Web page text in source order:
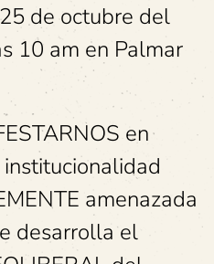
de octubre del
10 am en Palmar
en
amenazada
desarrolla el